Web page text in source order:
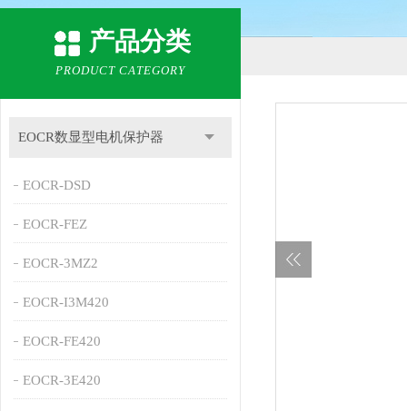
产品分类
PRODUCT CATEGORY
EOCR数显型电机保护器
EOCR-DSD
EOCR-FEZ
EOCR-3MZ2
EOCR-I3M420
EOCR-FE420
EOCR-3E420